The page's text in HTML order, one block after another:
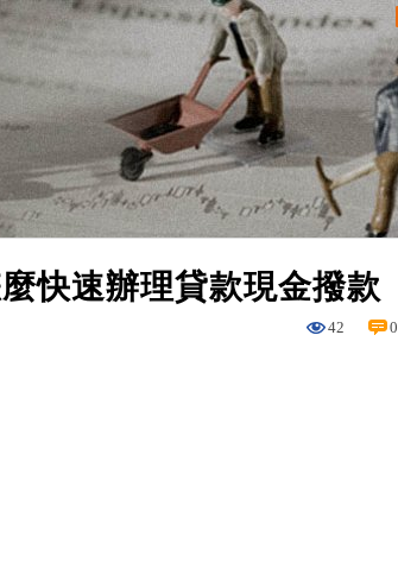
快速辦理貸款現金撥款
42 0